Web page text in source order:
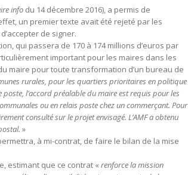
info du 14 décembre 2016), a permis de
un premier texte avait été rejeté par les
de signer.
qui passera de 170 à 174 millions d’euros par
important pour les maires dans les
maire pour toute transformation d’un bureau de
rurales, pour les quartiers prioritaires en politique
poste, l’accord préalable du maire est requis pour les
ou en relais poste chez un commerçant. Pour
consulté sur le projet envisagé. L’AMF a obtenu
»
à mi-contrat, de faire le bilan de la mise
estimant que ce contrat « renforce la mission